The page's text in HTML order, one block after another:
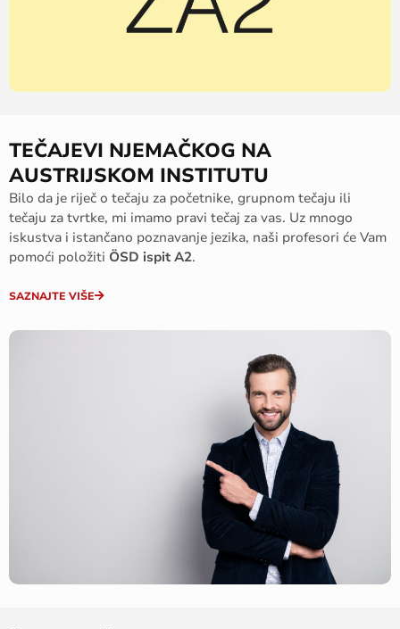
TEČAJEVI NJEMAČKOG NA
AUSTRIJSKOM INSTITUTU
Bilo da je riječ o tečaju za početnike, grupnom tečaju ili
tečaju za tvrtke, mi imamo pravi tečaj za vas. Uz mnogo
iskustva i istančano poznavanje jezika, naši profesori će Vam
pomoći položiti ÖSD ispit A2.
SAZNAJTE VIŠE